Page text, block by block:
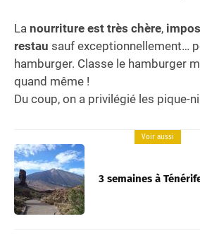
La nourriture est très chère,
restau sauf exceptionnellement…
hamburger. Classe le hamburger
quand même !
Du coup, on a privilégié les pique-
Voir aussi
3 semaines à